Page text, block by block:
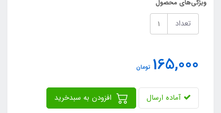
ویژگی‌های محصول
تعداد
165,000 تومان
آماده ارسال